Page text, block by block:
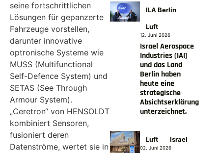
seine fortschrittlichen
Lösungen für gepanzerte
Fahrzeuge vorstellen,
darunter innovative
optronische Systeme wie
MUSS (Multifunctional
Self-Defence System) und
SETAS (See Through
Armour System).
„Ceretron“ von HENSOLDT
kombiniert Sensoren,
fusioniert deren
Datenströme, wertet sie in
ILA Berlin
Luft
12. Juni 2026
Israel Aerospace
Industries (IAI)
und das Land
Berlin haben
heute eine
strategische
Absichtserklärung
unterzeichnet.
Luft Israel
02. Juni 2026